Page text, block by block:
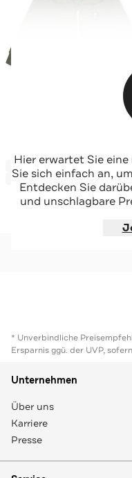
TIMBERLAND
Sweatjacke oliv
-56%*
Sale
Jetzt shoppen
Hier erwartet Sie
Sie sich einfach an,
Entdecken Sie
und unschlagbare
* Unverbindliche
Ersparnis ggü. der UVP,
Unternehmen
Über uns
Karriere
Presse